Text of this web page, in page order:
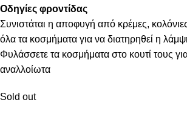
Οδηγίες φροντίδας
Συνιστάται η αποφυγή από κρέμες,
όλα τα κοσμήματα για να διατηρηθεί η
Φυλάσσετε τα κοσμήματα στο κουτί τους
αναλλοίωτα
Sold out